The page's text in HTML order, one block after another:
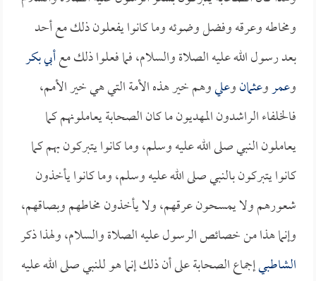
ومخاطه وعرقه وفضل وضوئه وما كانوا يفعلون ذلك مع أحد
بعد رسول الله عليه الصلاة والسلام، فما فعلوا ذلك معأبي بكر
وعمروعثمانوعليوهم خير هذه الأمة التي هي خير الأمم،
فالخلفاء الراشدون المهديون ما كان الصحابة يعاملونهم كما
يعاملون النبي صلى الله عليه وسلم، وما كانوا يتبركون بهم كما
كانوا يتبركون بالنبي صلى الله عليه وسلم، وما كانوا يأخذون
شعورهم ولا يمسحون عرقهم، ولا يأخذون مخاطهم وبصاقهم،
وإنما هذا من خصائص الرسول عليه الصلاة والسلام، ولهذا ذكر
الشاطبيإجماع الصحابة على أن ذلك إنما هو للنبي صلى الله عليه